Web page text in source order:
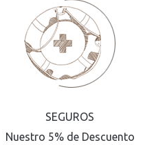
SEGUROS
Nuestro 5% de Descuento